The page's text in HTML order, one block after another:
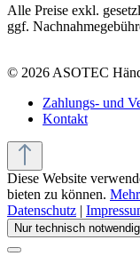
Alle Preise exkl.
ggf.
© 2026 ASOTEC
Zahlungs- und
Kontakt
Diese Website
bieten zu können.
Datenschutz |
Nur technisch